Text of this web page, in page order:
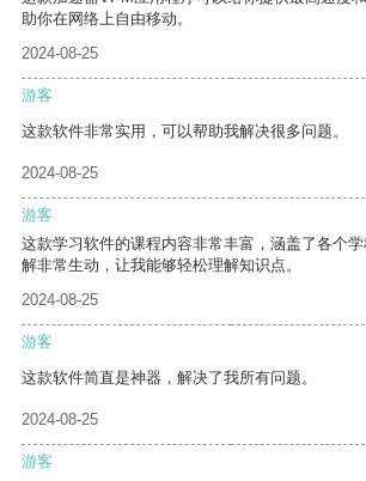
助你在网络上自由移动。
2024-08-25
游客
这款软件非常实用，可以帮助我解决很多问题。
2024-08-25
游客
这款学习软件的课程内容非常丰富，涵盖了各个
解非常生动，让我能够轻松理解知识点。
2024-08-25
游客
这款软件简直是神器，解决了我所有问题。
2024-08-25
游客